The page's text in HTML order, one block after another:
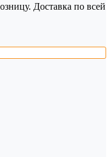
Доставка по всей